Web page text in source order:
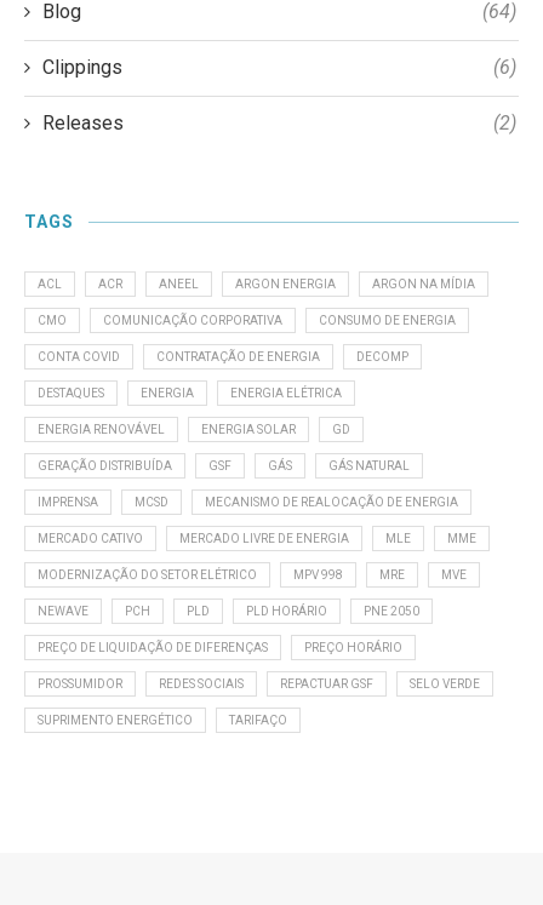
Blog (64)
Clippings (6)
Releases (2)
TAGS
ACL ACR ANEEL ARGON ENERGIA ARGON NA MÍDIA
CMO COMUNICAÇÃO CORPORATIVA CONSUMO DE ENERGIA
CONTA COVID CONTRATAÇÃO DE ENERGIA DECOMP
DESTAQUES ENERGIA ENERGIA ELÉTRICA
ENERGIA RENOVÁVEL ENERGIA SOLAR GD
GERAÇÃO DISTRIBUÍDA GSF GÁS GÁS NATURAL
IMPRENSA MCSD MECANISMO DE REALOCAÇÃO DE ENERGIA
MERCADO CATIVO MERCADO LIVRE DE ENERGIA MLE MME
MODERNIZAÇÃO DO SETOR ELÉTRICO MPV 998 MRE MVE
NEWAVE PCH PLD PLD HORÁRIO PNE 2050
PREÇO DE LIQUIDAÇÃO DE DIFERENÇAS PREÇO HORÁRIO
PROSSUMIDOR REDES SOCIAIS REPACTUAR GSF SELO VERDE
SUPRIMENTO ENERGÉTICO TARIFAÇO